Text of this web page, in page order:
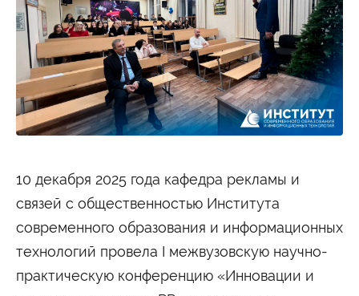
Студенту
Военно-учетный стол Миграционный учет
Библиотека
Полезные ссылки
Антиплагиат
Карта москвича
Центр правовой помощи
Новости и Объявления
Статьи
Второе высшее
Формы обучения
Очная форма обучения
Очно-заочная форма обучения
Заочная форма обучения
10 декабря 2025 года кафедра рекламы и
связей с общественностью Института
современного образования и информационных
технологий провела I межвузовскую научно-
практическую конференцию «Инновации и